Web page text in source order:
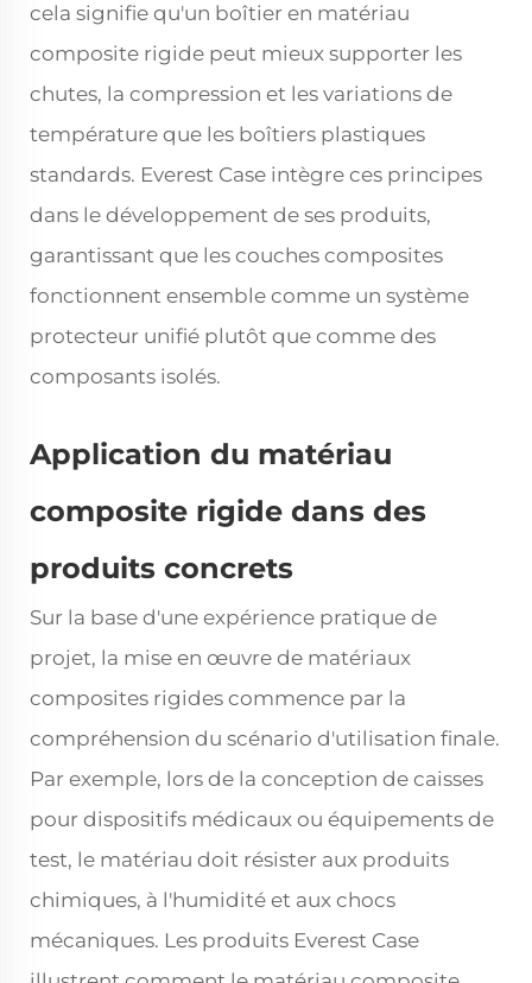
cela signifie qu'un boîtier en matériau
composite rigide peut mieux supporter les
chutes, la compression et les variations de
température que les boîtiers plastiques
standards. Everest Case intègre ces principes
dans le développement de ses produits,
garantissant que les couches composites
fonctionnent ensemble comme un système
protecteur unifié plutôt que comme des
composants isolés.
Application du matériau
composite rigide dans des
produits concrets
Sur la base d'une expérience pratique de
projet, la mise en œuvre de matériaux
composites rigides commence par la
compréhension du scénario d'utilisation finale.
Par exemple, lors de la conception de caisses
pour dispositifs médicaux ou équipements de
test, le matériau doit résister aux produits
chimiques, à l'humidité et aux chocs
mécaniques. Les produits Everest Case